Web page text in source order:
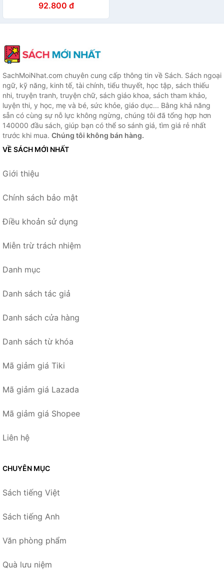
92.800 đ
SachMoiNhat.com chuyên cung cấp thông tin về Sách. Sách ngoại
ngữ, kỹ năng, kinh tế, tài chính, tiểu thuyết, học tập, sách thiếu
nhi, truyện tranh, truyện chữ, sách giáo khoa, sách tham khảo,
luyện thi, y học, mẹ và bé, sức khỏe, giáo dục... Bằng khả năng
sẵn có cùng sự nỗ lực không ngừng, chúng tôi đã tổng hợp hơn
140000 đầu sách, giúp bạn có thể so sánh giá, tìm giá rẻ nhất
trước khi mua. Chúng tôi không bán hàng.
VỀ SÁCH MỚI NHẤT
Giới thiệu
Chính sách bảo mật
Điều khoản sử dụng
Miễn trừ trách nhiệm
Danh mục
Danh sách tác giả
Danh sách cửa hàng
Danh sách từ khóa
Mã giảm giá Tiki
Mã giảm giá Lazada
Mã giảm giá Shopee
Liên hệ
CHUYÊN MỤC
Sách tiếng Việt
Sách tiếng Anh
Văn phòng phẩm
Quà lưu niệm